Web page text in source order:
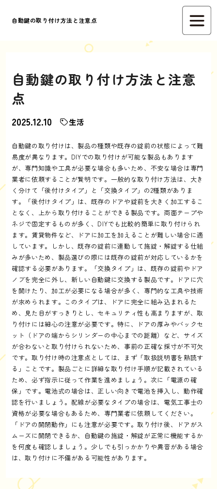
自動鍵の取り付け方法と注意点
自動鍵の取り付け方法と注意
点
2025.12.10 生活
自動鍵の取り付けは、製品の種類や既存の錠前の状態によって難
易度が異なります。DIYでの取り付けが可能な製品もあります
が、専門知識や工具が必要な場合も多いため、不安な場合は専門
業者に依頼することが賢明です。一般的な取り付け方法は、大き
く分けて「後付けタイプ」と「交換タイプ」の2種類がありま
す。「後付けタイプ」は、既存のドアや錠前を大きく加工するこ
となく、上から取り付けることができる製品です。両面テープや
ネジで固定するものが多く、DIYでも比較的簡単に取り付けられ
ます。賃貸物件など、ドアに加工を加えることが難しい場合に適
しています。しかし、既存の錠前に連動して施錠・解錠する仕組
みが多いため、製品選びの際には既存の錠前が対応しているかを
確認する必要があります。「交換タイプ」は、既存の錠前やドア
ノブを完全に外し、新しい自動鍵に交換する製品です。ドアに穴
を開けたり、加工が必要になる場合が多く、専門的な工具や技術
が求められます。このタイプは、ドアに完全に組み込まれるた
め、見た目がすっきりとし、セキュリティ性も高まりますが、取
り付けには細心の注意が必要です。特に、ドアの厚みやバックセ
ット（ドアの端からシリンダーの中心までの距離）など、サイズ
が合わないと取り付けられないため、事前の正確な採寸が不可欠
です。取り付け時の注意点としては、まず「取扱説明書を熟読す
る」ことです。製品ごとに詳細な取り付け手順が記載されている
ため、必ず指示に従って作業を進めましょう。次に「電源の確
保」です。電池式の場合は、正しい向きで電池を挿入し、動作確
認を行いましょう。配線が必要なタイプの場合は、電気工事士の
資格が必要な場合もあるため、専門業者に依頼してください。
「ドアの開閉動作」にも注意が必要です。取り付け後、ドアがス
ムーズに開閉できるか、自動鍵の施錠・解錠が正常に機能するか
を何度も確認しましょう。少しでも引っかかりや異音がある場合
は、取り付けに不備がある可能性があります。